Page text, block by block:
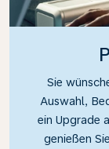
Sie
Auswahl,
ein Upgrade
genießen